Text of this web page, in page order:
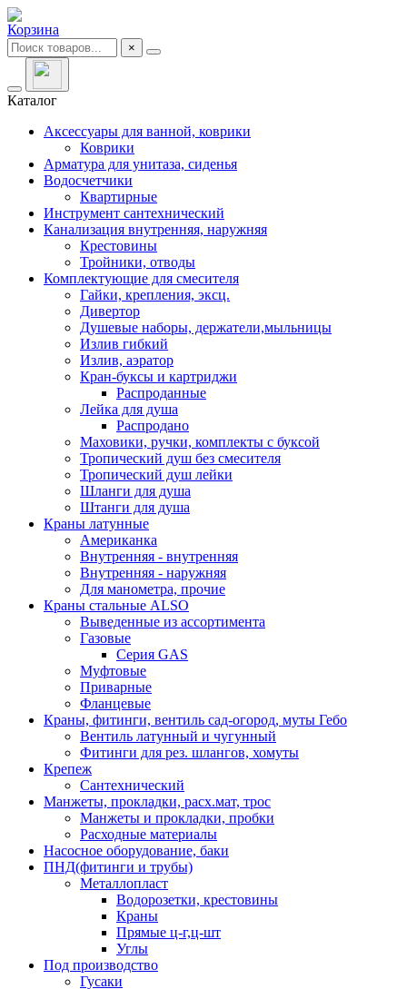
Корзина
×
Каталог
Аксессуары для ванной, коврики
Коврики
Арматура для унитаза, сиденья
Водосчетчики
Квартирные
Инструмент сантехнический
Канализация внутренняя, наружняя
Крестовины
Тройники, отводы
Комплектующие для смесителя
Гайки, крепления, эксц.
Дивертор
Душевые наборы, держатели,мыльницы
Излив гибкий
Излив, аэратор
Кран-буксы и картриджи
Распроданные
Лейка для душа
Распродано
Маховики, ручки, комплекты с буксой
Тропический душ без смесителя
Тропический душ лейки
Шланги для душа
Штанги для душа
Краны латунные
Американка
Внутренняя - внутренняя
Внутренняя - наружняя
Для манометра, прочие
Краны стальные ALSO
Выведенные из ассортимента
Газовые
Серия GAS
Муфтовые
Приварные
Фланцевые
Краны, фитинги, вентиль сад-огород, муты Гебо
Вентиль латунный и чугунный
Фитинги для рез. шлангов, хомуты
Крепеж
Сантехнический
Манжеты, прокладки, расх.мат, трос
Манжеты и прокладки, пробки
Расходные материалы
Насосное оборудование, баки
ПНД(фитинги и трубы)
Металлопласт
Водорозетки, крестовины
Краны
Прямые ц-г,ц-шт
Углы
Под производство
Гусаки